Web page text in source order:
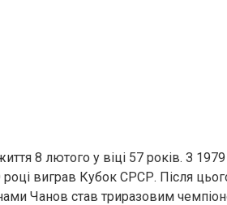
8 лютого у віці 57 років. З
виграв Кубок СРСР. Після
Чанов став триразовим